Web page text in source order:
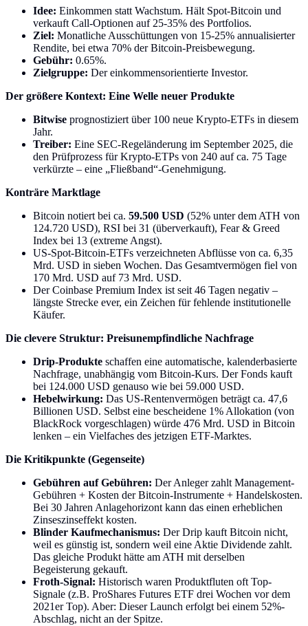
Idee: Einkommen statt Wachstum. Hält Spot-Bitcoin und
verkauft Call-Optionen auf 25-35% des Portfolios.
Ziel: Monatliche Ausschüttungen von 15-25% annualisierter
Rendite, bei etwa 70% der Bitcoin-Preisbewegung.
Gebühr: 0.65%.
Zielgruppe: Der einkommensorientierte Investor.
Der größere Kontext: Eine Welle neuer Produkte
Bitwise prognostiziert über 100 neue Krypto-ETFs in diesem
Jahr.
Treiber: Eine SEC-Regeländerung im September 2025, die
den Prüfprozess für Krypto-ETPs von 240 auf ca. 75 Tage
verkürzte – eine „Fließband“-Genehmigung.
Konträre Marktlage
Bitcoin notiert bei ca. 59.500 USD (52% unter dem ATH von
124.720 USD), RSI bei 31 (überverkauft), Fear & Greed
Index bei 13 (extreme Angst).
US-Spot-Bitcoin-ETFs verzeichneten Abflüsse von ca. 6,35
Mrd. USD in sieben Wochen. Das Gesamtvermögen fiel von
170 Mrd. USD auf 73 Mrd. USD.
Der Coinbase Premium Index ist seit 46 Tagen negativ –
längste Strecke ever, ein Zeichen für fehlende institutionelle
Käufer.
Die clevere Struktur: Preisunempfindliche Nachfrage
Drip-Produkte schaffen eine automatische, kalenderbasierte
Nachfrage, unabhängig vom Bitcoin-Kurs. Der Fonds kauft
bei 124.000 USD genauso wie bei 59.000 USD.
Hebelwirkung: Das US-Rentenvermögen beträgt ca. 47,6
Billionen USD. Selbst eine bescheidene 1% Allokation (von
BlackRock vorgeschlagen) würde 476 Mrd. USD in Bitcoin
lenken – ein Vielfaches des jetzigen ETF-Marktes.
Die Kritikpunkte (Gegenseite)
Gebühren auf Gebühren: Der Anleger zahlt Management-
Gebühren + Kosten der Bitcoin-Instrumente + Handelskosten.
Bei 30 Jahren Anlagehorizont kann das einen erheblichen
Zinseszinseffekt kosten.
Blinder Kaufmechanismus: Der Drip kauft Bitcoin nicht,
weil es günstig ist, sondern weil eine Aktie Dividende zahlt.
Das gleiche Produkt hätte am ATH mit derselben
Begeisterung gekauft.
Froth-Signal: Historisch waren Produktfluten oft Top-
Signale (z.B. ProShares Futures ETF drei Wochen vor dem
2021er Top). Aber: Dieser Launch erfolgt bei einem 52%-
Abschlag, nicht an der Spitze.